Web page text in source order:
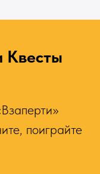
Квесты
поиграйте